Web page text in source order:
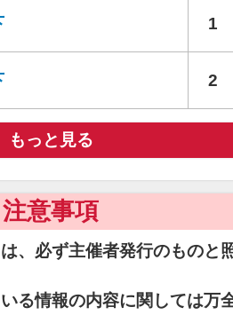
1
2
もっと見る
注意事項
、必ず主催者発行のものと
る情報の内容に関しては万